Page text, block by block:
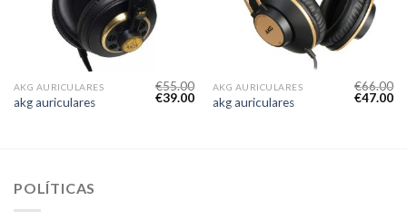
AKG AURICULARES
akg auriculares
€55.00
€39.00
AKG AURICULARES
akg auriculares
€66.00
€47.00
POLÍTICAS